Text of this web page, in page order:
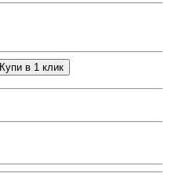
Купи в 1 клик